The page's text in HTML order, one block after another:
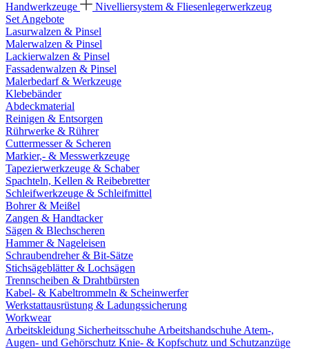
Handwerkzeuge
Nivelliersystem & Fliesenlegerwerkzeug
Set Angebote
Lasurwalzen & Pinsel
Malerwalzen & Pinsel
Lackierwalzen & Pinsel
Fassadenwalzen & Pinsel
Malerbedarf & Werkzeuge
Klebebänder
Abdeckmaterial
Reinigen & Entsorgen
Rührwerke & Rührer
Cuttermesser & Scheren
Markier,- & Messwerkzeuge
Tapezierwerkzeuge & Schaber
Spachteln, Kellen & Reibebretter
Schleifwerkzeuge & Schleifmittel
Bohrer & Meißel
Zangen & Handtacker
Sägen & Blechscheren
Hammer & Nageleisen
Schraubendreher & Bit-Sätze
Stichsägeblätter & Lochsägen
Trennscheiben & Drahtbürsten
Kabel- & Kabeltrommeln & Scheinwerfer
Werkstattausrüstung & Ladungssicherung
Workwear
Arbeitskleidung Sicherheitsschuhe Arbeitshandschuhe Atem-,
Augen- und Gehörschutz Knie- & Kopfschutz und Schutzanzüge